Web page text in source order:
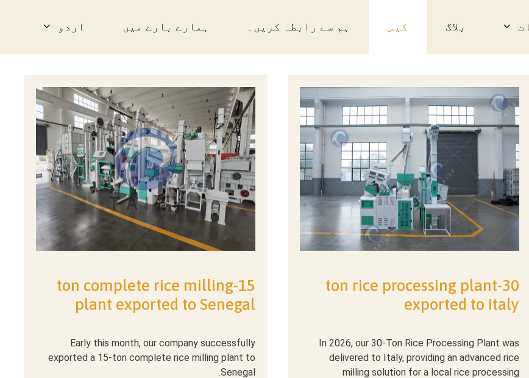
بلاگ کیس ہم سے رابطہ کریں۔ ہمارے بارے میں اردو
简体中文
العربية
Español
Français
한국어
日本語
বাংলা
हिन्दी
ไทย
30-ton rice processing plant
exported to Italy
In 2026, our 30-Ton Rice Processing Plant was
delivered to Italy, providing an advanced rice
milling solution for a local rice processing
15-ton complete rice milling
plant exported to Senegal
Early this month, our company successfully
exported a 15-ton complete rice milling plant to
Senegal.